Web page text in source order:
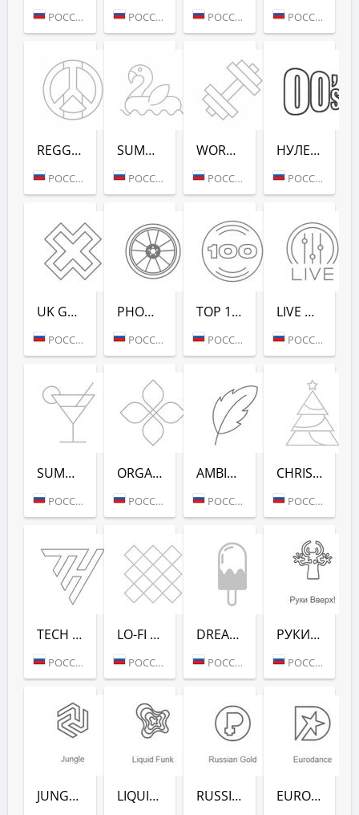
РОССИЯ (МОСКВА) РОССИЯ (МОСКВА) РОССИЯ (МОСКВА) РОССИЯ (МОСКВА)
REGGAE - РАДИО РЕКОРД
РОССИЯ (МОСКВА)
SUMMER LOUNGE - РАДИО РЕКОРД
РОССИЯ (МОСКВА)
WORKOUT - РАДИО РЕКОРД
РОССИЯ (МОСКВА)
НУЛЕВЫХ (РАДИО РЕКОРД)
РОССИЯ (САНКТ-ПЕТЕРБУРГ)
UK GARAGE (РАДИО РЕКОРД)
РОССИЯ (МОСКВА)
PHONK (РАДИО РЕКОРД)
РОССИЯ (МОСКВА)
TOP 100 EDM (РАДИО РЕКОРД)
РОССИЯ (МОСКВА)
LIVE DJ-SETS (РАДИО РЕКОРД)
РОССИЯ (МОСКВА)
SUMMER DANCE (РАДИО РЕКОРД)
РОССИЯ (МОСКВА)
ORGANIC (РАДИО РЕКОРД)
РОССИЯ (МОСКВА)
AMBIENT (РАДИО РЕКОРД)
РОССИЯ (МОСКВА)
CHRISTMAS (РАДИО РЕКОРД)
РОССИЯ (МОСКВА)
TECH HOUSE (РАДИО РЕКОРД)
РОССИЯ (МОСКВА)
LO-FI (РАДИО РЕКОРД)
РОССИЯ (МОСКВА)
DREAM POP (РАДИО РЕКОРД)
РОССИЯ (МОСКВА)
РУКИ ВВЕРХ! (РАДИО РЕКОРД)
РОССИЯ (МОСКВА)
JUNGLE (РАДИО РЕКОРД) LIQUID FUNK (РАДИО РЕКОРД) RUSSIAN GOLD (РАДИО РЕКОРД) EURODANCE (РАДИО РЕКОРД)